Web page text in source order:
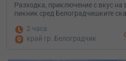
Разходка, приключение с вкус на
пикник сред Белоградчишките
2 часа
край гр. Белоградчик